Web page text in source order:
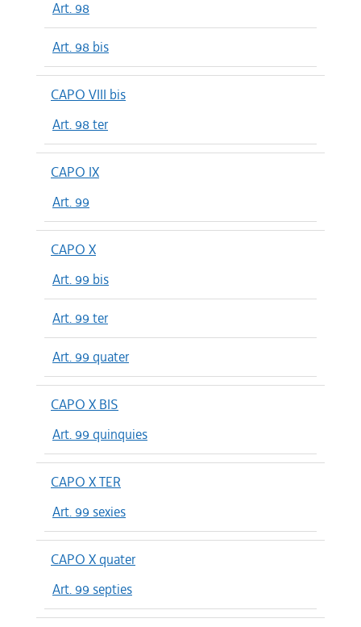
Art. 98
Art. 98 bis
CAPO VIII bis
Art. 98 ter
CAPO IX
Art. 99
CAPO X
Art. 99 bis
Art. 99 ter
Art. 99 quater
CAPO X BIS
Art. 99 quinquies
CAPO X TER
Art. 99 sexies
CAPO X quater
Art. 99 septies